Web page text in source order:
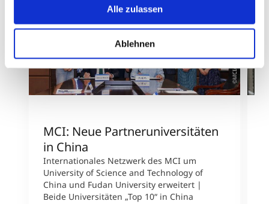
Alle zulassen
Ablehnen ©MCI/Fudan University
MCI: Neue Partneruniversitäten
in China
Internationales Netzwerk des MCI um
University of Science and Technology of
China und Fudan University erweitert |
Beide Universitäten „Top 10“ in China